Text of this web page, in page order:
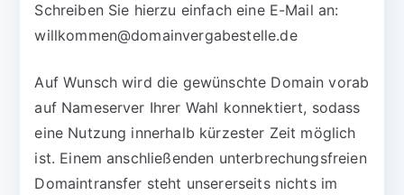
Schreiben Sie hierzu einfach eine E-Mail an:
willkommen@domainvergabestelle.de
Auf Wunsch wird die gewünschte Domain vorab
auf Nameserver Ihrer Wahl konnektiert, sodass
eine Nutzung innerhalb kürzester Zeit möglich
ist. Einem anschließenden unterbrechungsfreien
Domaintransfer steht unsererseits nichts im